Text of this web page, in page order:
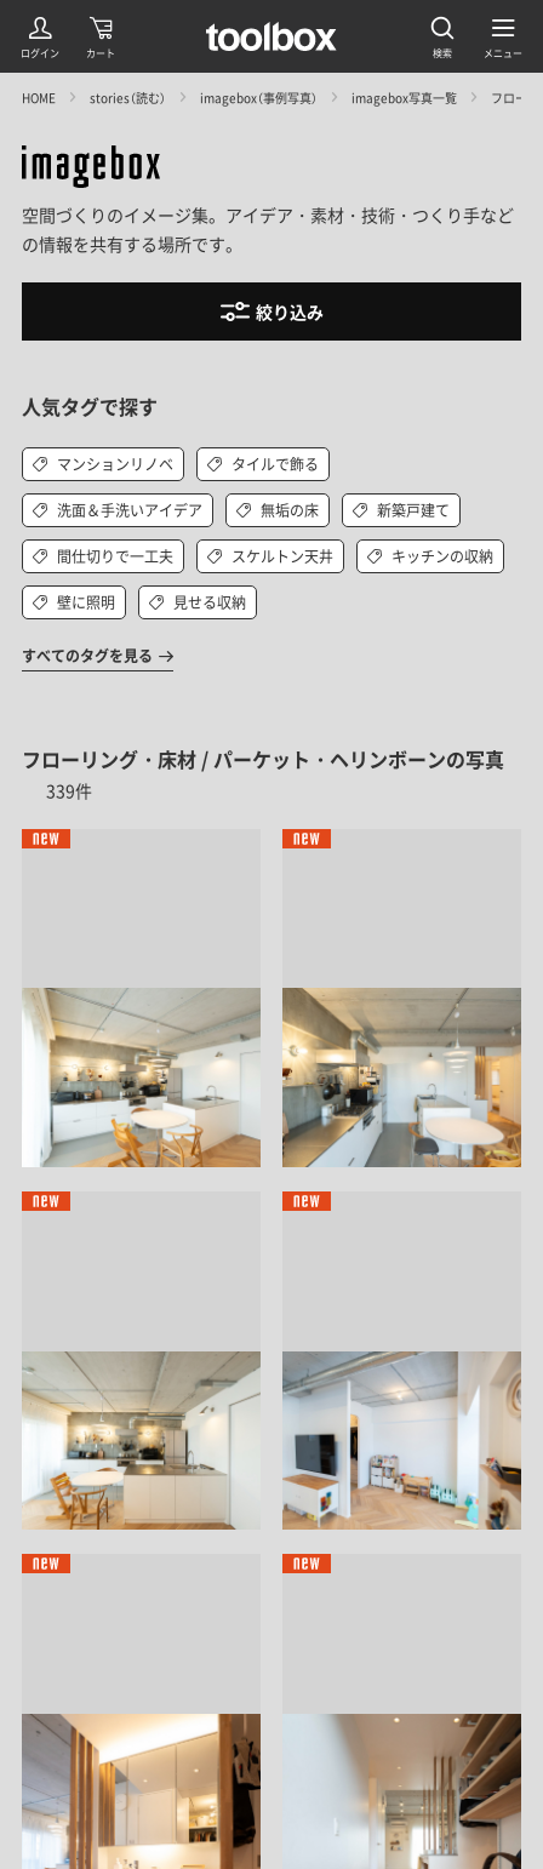
HOME stories（読む） imagebox（事例写真） imagebox写真一覧 フロー
空間づくりのイメージ集。アイデア・素材・技術・つくり手など
の情報を共有する場所です。
絞り込み
人気タグで探す
マンションリノベ タイルで飾る
洗面＆手洗いアイデア 無垢の床 新築戸建て
間仕切りで一工夫 スケルトン天井 キッチンの収納
壁に照明 見せる収納
すべてのタグを見る
フローリング・床材 / パーケット・ヘリンボーンの写真
339件